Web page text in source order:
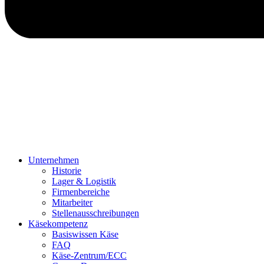
Unternehmen
Historie
Lager & Logistik
Firmenbereiche
Mitarbeiter
Stellenausschreibungen
Käsekompetenz
Basiswissen Käse
FAQ
Käse-Zentrum/ECC